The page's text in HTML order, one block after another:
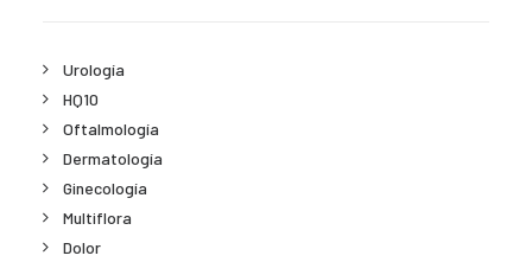
Urología
HQ10
Oftalmología
Dermatología
Ginecología
Multiflora
Dolor